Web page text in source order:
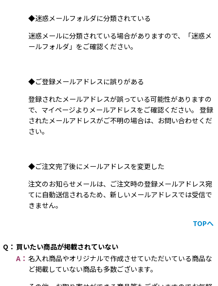
◆迷惑メールフォルダに分類されている
迷惑メールに分類されている場合がありますので、「迷惑メ
ールフォルダ」をご確認ください。
◆ご登録メールアドレスに誤りがある
登録されたメールアドレスが誤っている可能性がありますの
で、マイページよりメールアドレスをご確認ください。 登録
されたメールアドレスがご不明の場合は、お問い合わせくだ
さい。
◆ご注文完了後にメールアドレスを変更した
注文のお知らせメールは、ご注文時の登録メールアドレス宛
てに自動送信されるため、新しいメールアドレスでは受信で
きません。
TOPへ
Q： 買いたい商品が掲載されていない
A： 名入れ商品やオリジナルで作成させていただいている商品な
ど掲載していない商品も多数ございます。